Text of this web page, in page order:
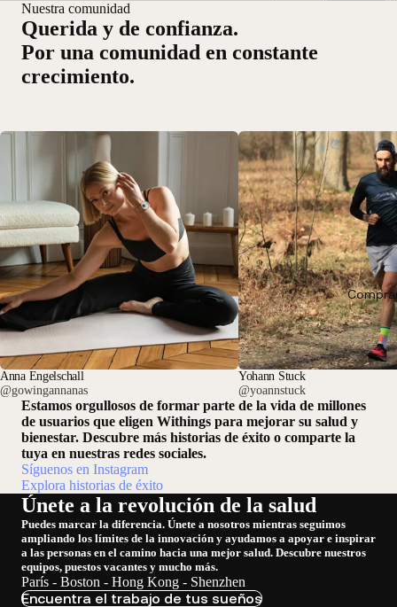
Nuestra comunidad
Querida y de confianza.
Por una comunidad en constante
crecimiento.
Anna Engelschall
@gowingannanas
Yohann Stuck
@yoannstuck
Estamos orgullosos de formar parte de la vida de millones
de usuarios que eligen Withings para mejorar su salud y
bienestar. Descubre más historias de éxito o comparte la
tuya en nuestras redes sociales.
Síguenos en Instagram
Explora historias de éxito
Únete a la revolución de la salud
Puedes marcar la diferencia. Únete a nosotros mientras seguimos
ampliando los límites de la innovación y ayudamos a apoyar e inspirar
a las personas en el camino hacia una mejor salud. Descubre nuestros
equipos, puestos vacantes y mucho más.
París - Boston - Hong Kong - Shenzhen
Encuentra el trabajo de tus sueños